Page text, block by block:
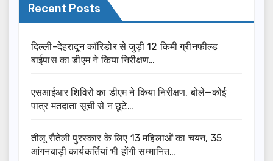
Recent Posts
दिल्ली-देहरादून कॉरिडोर से जुड़ी 12 किमी ग्रीनफील्ड
बाईपास का डीएम ने किया निरीक्षण…
एसआईआर शिविरों का डीएम ने किया निरीक्षण, बोले—कोई
पात्र मतदाता सूची से न छूटे…
तीलू रौतेली पुरस्कार के लिए 13 महिलाओं का चयन, 35
आंगनबाड़ी कार्यकर्तियां भी होंगी सम्मानित…